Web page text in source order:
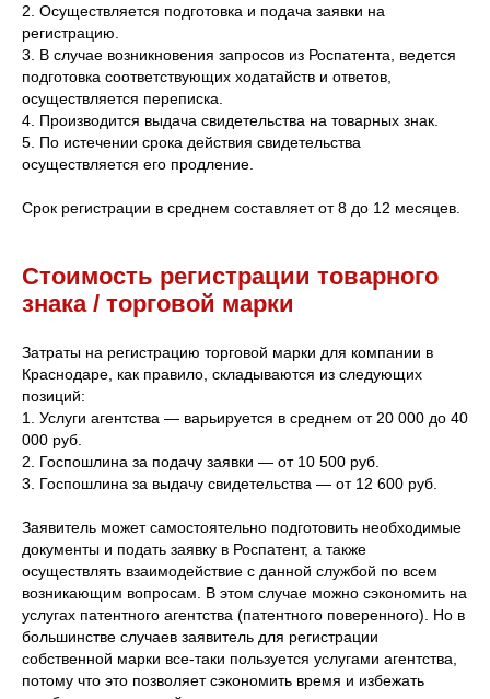
2. Осуществляется подготовка и подача заявки на
регистрацию.
3. В случае возникновения запросов из Роспатента, ведется
подготовка соответствующих ходатайств и ответов,
осуществляется переписка.
4. Производится выдача свидетельства на товарных знак.
5. По истечении срока действия свидетельства
осуществляется его продление.
Срок регистрации в среднем составляет от 8 до 12 месяцев.
Стоимость регистрации товарного
знака / торговой марки
Затраты на регистрацию торговой марки для компании в
Краснодаре, как правило, складываются из следующих
позиций:
1. Услуги агентства — варьируется в среднем от 20 000 до 40
000 руб.
2. Госпошлина за подачу заявки — от 10 500 руб.
3. Госпошлина за выдачу свидетельства — от 12 600 руб.
Заявитель может самостоятельно подготовить необходимые
документы и подать заявку в Роспатент, а также
осуществлять взаимодействие с данной службой по всем
возникающим вопросам. В этом случае можно сэкономить на
услугах патентного агентства (патентного поверенного). Но в
большинстве случаев заявитель для регистрации
собственной марки все-таки пользуется услугами агентства,
потому что это позволяет сэкономить время и избежать